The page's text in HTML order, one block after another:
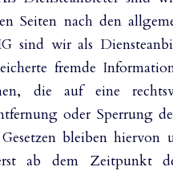
Seiten nach den
sind wir als
fremde
die auf eine
oder Sperrung
bleiben hiervon
ab dem Zeitpunkt